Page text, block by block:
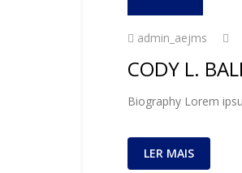
admin_aejms
CODY L.
Biography Lorem
LER MAIS